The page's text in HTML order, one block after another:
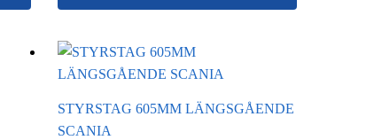
STYRSTAG 605MM LÄNGSGÅENDE
SCANIA